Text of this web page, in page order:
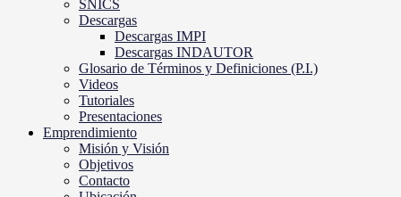
SNICS
Descargas
Descargas IMPI
Descargas INDAUTOR
Glosario de Términos y Definiciones (P.I.)
Videos
Tutoriales
Presentaciones
Emprendimiento
Misión y Visión
Objetivos
Contacto